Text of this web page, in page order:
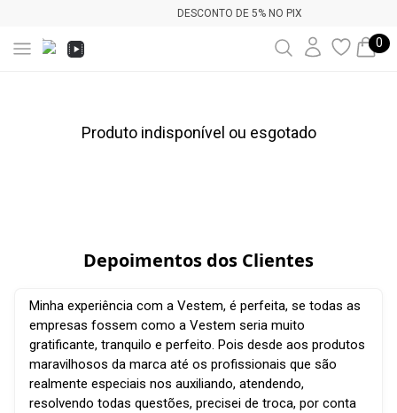
DESCONTO DE 5% NO PIX
0
Produto indisponível ou esgotado
Depoimentos dos Clientes
Minha experiência com a Vestem, é perfeita, se todas as
empresas fossem como a Vestem seria muito
gratificante, tranquilo e perfeito. Pois desde aos produtos
maravilhosos da marca até os profissionais que são
realmente especiais nos auxiliando, atendendo,
resolvendo todas questões, precisei de troca, por conta